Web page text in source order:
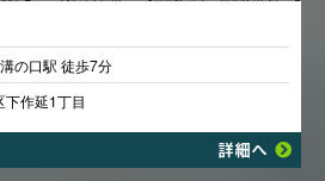
の口駅 徒歩7分
作延1丁目
詳細へ